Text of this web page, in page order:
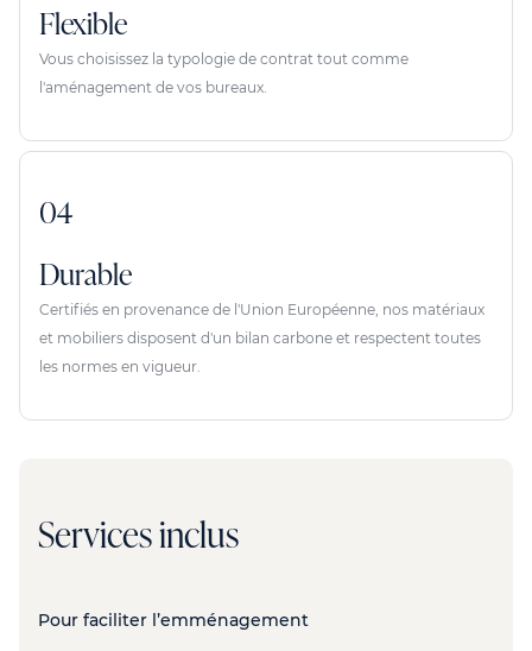
Flexible
Vous choisissez la typologie de contrat tout comme
l'aménagement de vos bureaux.
04
Durable
Certifiés en provenance de l'Union Européenne, nos matériaux
et mobiliers disposent d'un bilan carbone et respectent toutes
les normes en vigueur.
Services inclus
Pour faciliter l’emménagement